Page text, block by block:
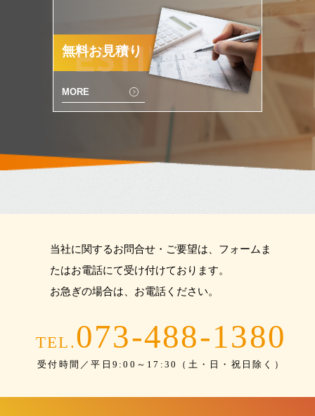
ESTIMATE
無料お見積り
MORE
当社に関するお問合せ・ご要望は、フォームま
たはお電話にて受け付けております。
お急ぎの場合は、お電話ください。
TEL.073-488-1380
受付時間／平日9:00～17:30（土・日・祝日除く）